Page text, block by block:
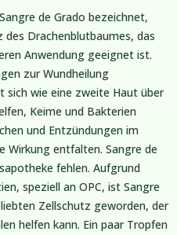
de Grado bezeichnet,
Drachenblutbaumes, das
Anwendung geeignet ist.
zur Wundheilung
wie eine zweite Haut über
Keime und Bakterien
und Entzündungen im
Wirkung entfalten. Sangre de
fehlen. Aufgrund
speziell an OPC, ist Sangre
Zellschutz geworden, der
helfen kann. Ein paar Tropfen